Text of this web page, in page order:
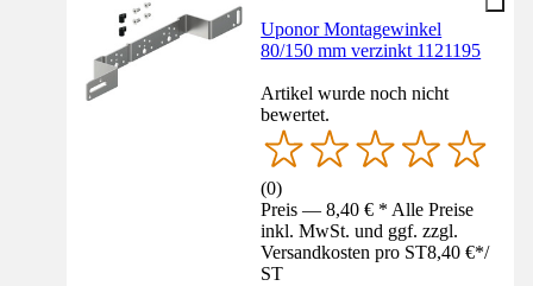
Uponor Montagewinkel
80/150 mm verzinkt 1121195
Artikel wurde noch nicht
bewertet.
(0)
Preis — 8,40 € * Alle Preise
inkl. MwSt. und ggf. zzgl.
Versandkosten pro ST8,40 €*/
ST